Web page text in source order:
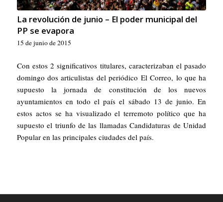
La revolución de junio – El poder municipal del
PP se evapora
15 de junio de 2015
Con estos 2 significativos titulares, caracterizaban el pasado
domingo dos articulistas del periódico El Correo, lo que ha
supuesto la jornada de constitución de los nuevos
ayuntamientos en todo el país el sábado 13 de junio. En
estos actos se ha visualizado el terremoto político que ha
supuesto el triunfo de las llamadas Candidaturas de Unidad
Popular en las principales ciudades del país.